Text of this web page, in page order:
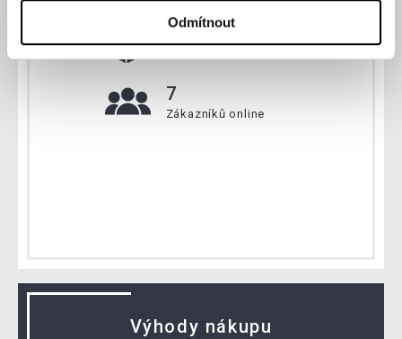
Odmítnout
134 180 ks
7
Zákazníků online
Výhody nákupu